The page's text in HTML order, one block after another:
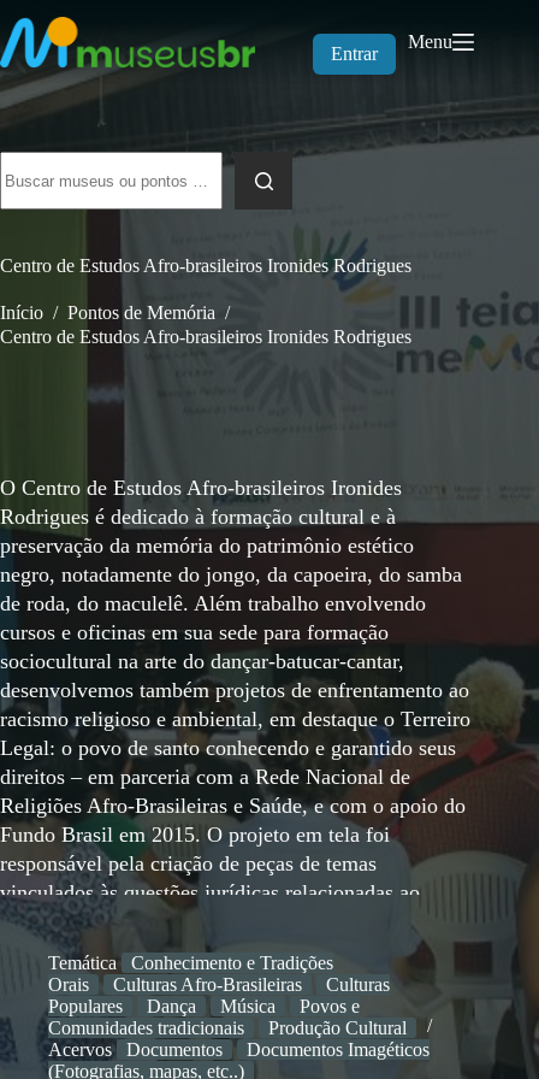
para
o
conteúdo
Entrar
Menu
resultados
Centro de Estudos Afro-brasileiros Ironides Rodrigues
Início / Pontos de Memória /
Centro de Estudos Afro-brasileiros Ironides Rodrigues
O Centro de Estudos Afro-brasileiros Ironides
Rodrigues é dedicado à formação cultural e à
preservação da memória do patrimônio estético
negro, notadamente do jongo, da capoeira, do samba
de roda, do maculelê. Além trabalho envolvendo
cursos e oficinas em sua sede para formação
sociocultural na arte do dançar-batucar-cantar,
desenvolvemos também projetos de enfrentamento ao
racismo religioso e ambiental, em destaque o Terreiro
Legal: o povo de santo conhecendo e garantido seus
direitos – em parceria com a Rede Nacional de
Religiões Afro-Brasileiras e Saúde, e com o apoio do
Fundo Brasil em 2015. O projeto em tela foi
responsável pela criação de peças de temas
vinculados às questões jurídicas relacionadas ao
direitos de religião, da superação de preconceitos em
relação práticas religiosas de matriz africana e de
outras matrizes (cigana, muçulmana, budista). Foi
também criado e mantido o facebook Terreiro Legal
para ativar processos de interação e diálogo com
público, servir de canal para distribuição de
Temática
Conhecimento e Tradições
Orais
Culturas Afro-Brasileiras
Culturas
Populares
Dança Música
Povos e
Comunidades tradicionais
Produção Cultural
Acervos
Documentos
Documentos Imagéticos
(Fotografias, mapas, etc..)